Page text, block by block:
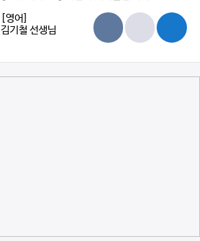
[영어]
김기철 선생님